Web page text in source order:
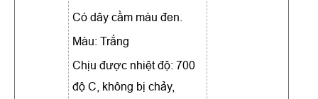
Có dây cầm màu đen.
Màu: Trắng
Chịu được nhiệt độ: 700
độ C, không bị chảy,